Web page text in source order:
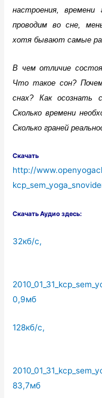
настроения,
проводим во сне,
хотя бывают самые
В чем отличие
Что такое сон?
снах? Как осознать
Сколько времени
Сколько граней
http://
Скачать Аудио здесь:
32кб/с,
0,9мб
128кб/с,
83,7мб